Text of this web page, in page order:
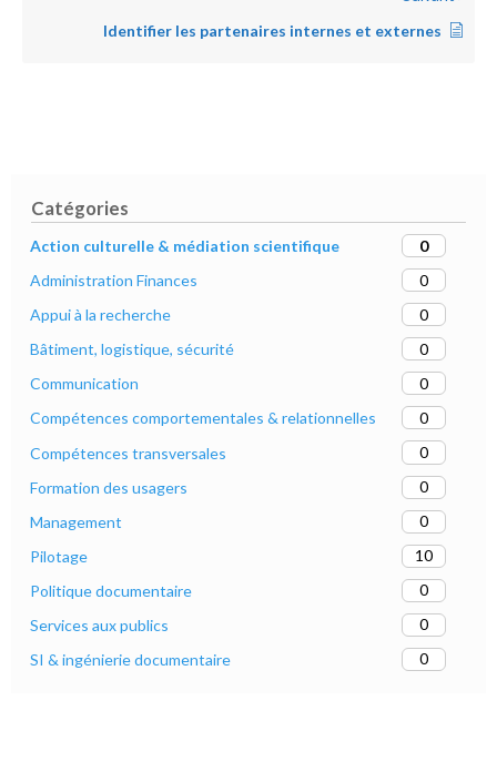
Catégories
Action culturelle & médiation scientifique
0
Administration Finances
0
Appui à la recherche
0
Bâtiment, logistique, sécurité
0
Communication
0
Compétences comportementales & relationnelles
0
Compétences transversales
0
Formation des usagers
0
Management
0
Pilotage
10
Politique documentaire
0
Services aux publics
0
SI & ingénierie documentaire
0
Identifier les partenaires internes et externes